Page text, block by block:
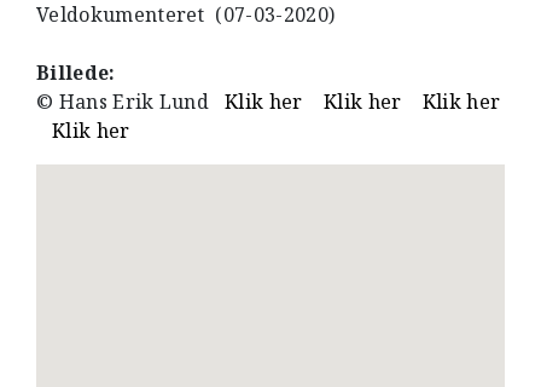
Veldokumenteret (07-03-2020)
Billede:
© Hans Erik LundKlik her Klik her
Klik her
Klik her